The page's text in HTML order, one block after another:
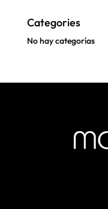
Categories
No hay categorías